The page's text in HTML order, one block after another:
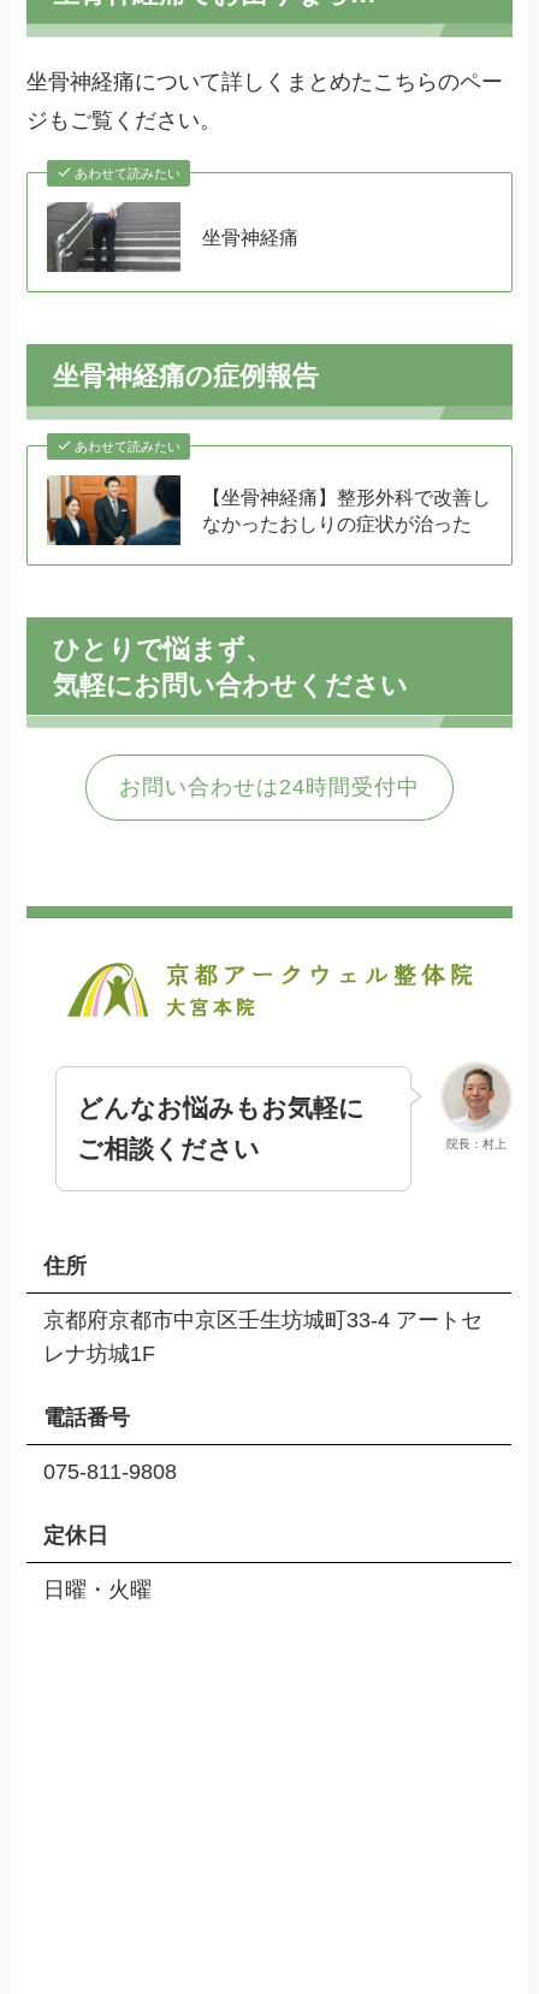
坐骨神経痛について詳しくまとめたこちらのペー
ジもご覧ください。
あわせて読みたい
坐骨神経痛
坐骨神経痛の症例報告
あわせて読みたい
【坐骨神経痛】整形外科で改善し
なかったおしりの症状が治った
ひとりで悩まず、
気軽にお問い合わせください
お問い合わせは24時間受付中
院長：村上
どんなお悩みもお気軽に
ご相談ください
住所
京都府京都市中京区壬生坊城町33-4 アートセ
レナ坊城1F
電話番号
075-811-9808
定休日
日曜・火曜